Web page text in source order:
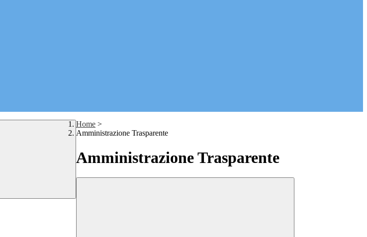
Home >
Amministrazione Trasparente
Amministrazione Trasparente